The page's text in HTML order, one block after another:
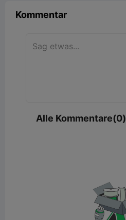
Kommentar
Alle Kommentare(0)